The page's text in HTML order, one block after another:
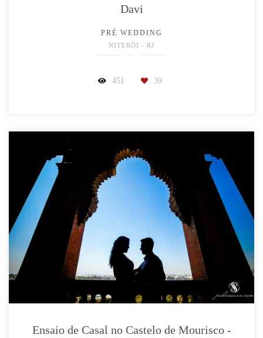
Davi
PRÉ WEDDING
NITERÓI - RJ
451 39
Ensaio de Casal no Castelo de Mourisco -